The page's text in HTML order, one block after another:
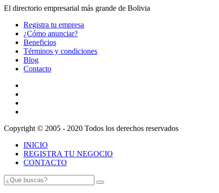
El directorio empresarial más grande de Bolivia
Registra tu empresa
¿Cómo anunciar?
Beneficios
Términos y condiciones
Blog
Contacto
Copyright © 2005 - 2020 Todos los derechos reservados
INICIO
REGISTRA TU NEGOCIO
CONTACTO